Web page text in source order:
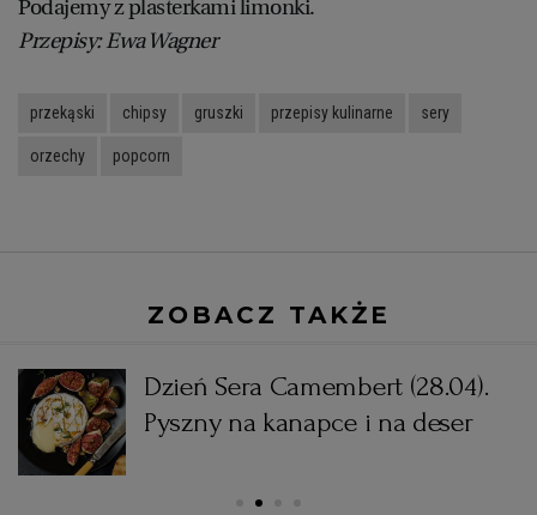
Podajemy z plasterkami limonki.
Przepisy: Ewa Wagner
przekąski chipsy gruszki przepisy kulinarne sery
orzechy popcorn
ZOBACZ TAKŻE
Dzień Sera Camembert (28.04).
Pyszny na kanapce i na deser